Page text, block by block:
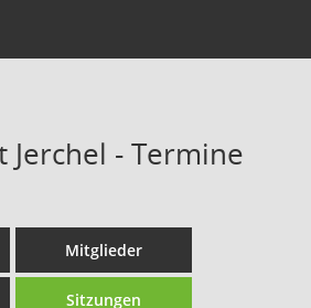
Jerchel - Termine
Mitglieder
Sitzungen